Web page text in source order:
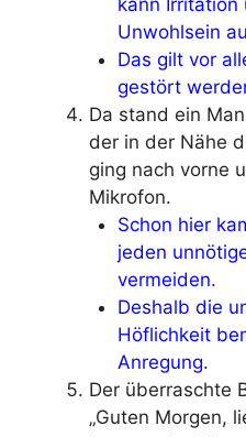
Unwohlsein
Das gilt vor
gestört
Da stand ein
der in der Nähe
ging nach vorne
Mikrofon.
Schon hier
jeden
vermeiden.
Deshalb die
Höflichkeit
Anregung.
Der überraschte
„Guten Morgen,